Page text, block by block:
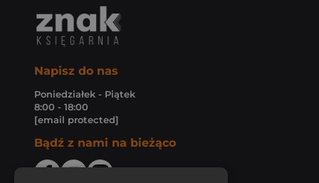
Napisz do nas
Poniedziałek - Piątek
8:00 - 18:00
[email protected]
Bądź z nami na bieżąco